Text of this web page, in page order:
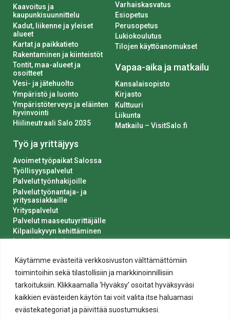
Käytämme evästeitä verkkosivuston välttämättömiin
toimintoihin sekä tilastollisiin ja markkinoinnillisiin
tarkoituksiin. Klikkaamalla ‘Hyväksy’ osoitat hyväksyväsi
kaikkien evästeiden käytön tai voit valita itse haluamasi
evästekategoriat ja päivittää suostumuksesi.
Kaavoitus ja
kaupunkisuunnittelu
Kadut, liikenne ja yleiset
alueet
Kartat ja paikkatieto
Rakentaminen ja kiinteistöt
Tontit, maa-alueet ja
osoitteet
Vesi- ja jätehuolto
Ympäristö ja luonto
Ympäristöterveys ja eläinten
hyvinvointi
Hiilineutraali Salo 2035
Työ ja yrittäjyys
Avoimet työpaikat Salossa
Työllisyyspalvelut
Palvelut työnhakijoille
Palvelut työnantaja- ja
yritysasiakkaille
Yrityspalvelut
Palvelut maaseutuyrittäjälle
Kilpailukyvyn kehittäminen
Luvat ja ilmoitukset
Varhaiskasvatus
Esiopetus
Perusopetus
Lukiokoulutus
Tilojen käyttöanomukset
Vapaa-aika ja matkailu
Kansalaisopisto
Kirjasto
Kulttuuri
Liikunta
Matkailu – VisitSalo.fi